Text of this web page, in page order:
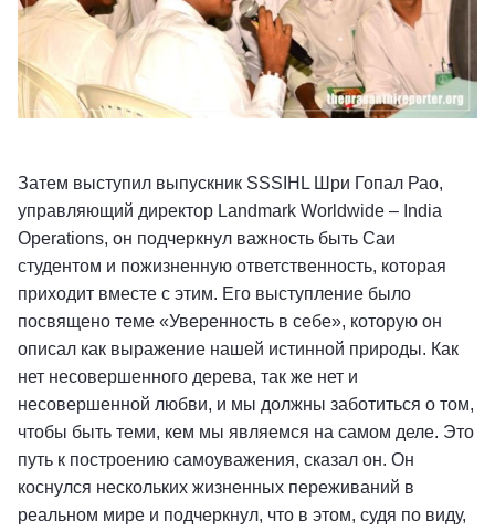
Затем выступил выпускник SSSIHL Шри Гопал Рао,
управляющий директор Landmark Worldwide – India
Operations, он подчеркнул важность быть Саи
студентом и пожизненную ответственность, которая
приходит вместе с этим. Его выступление было
посвящено теме «Уверенность в себе», которую он
описал как выражение нашей истинной природы. Как
нет несовершенного дерева, так же нет и
несовершенной любви, и мы должны заботиться о том,
чтобы быть теми, кем мы являемся на самом деле. Это
путь к построению самоуважения, сказал он. Он
коснулся нескольких жизненных переживаний в
реальном мире и подчеркнул, что в этом, судя по виду,